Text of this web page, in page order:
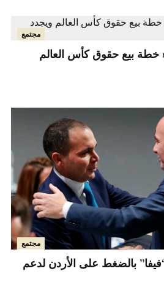
مجتمع
خطة بيع حقوق كأس العالم
مجتمع
بالضغط على الأردن لدعم